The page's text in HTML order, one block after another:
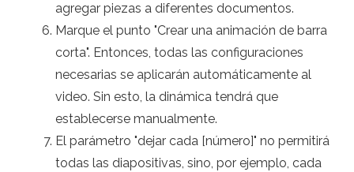
agregar piezas a diferentes documentos.
Marque el punto "Crear una animación de barra
corta". Entonces, todas las configuraciones
necesarias se aplicarán automáticamente al
video. Sin esto, la dinámica tendrá que
establecerse manualmente.
El parámetro "dejar cada [número]" no permitirá
todas las diapositivas, sino, por ejemplo, cada